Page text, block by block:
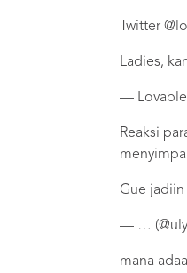
Twitter
Ladies,
— Lovable
Reaksi
Gue jadiin
— …
mana